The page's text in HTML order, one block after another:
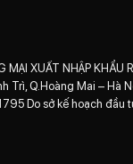
XUẤT NHẬP KHẨU
Trì, Q.Hoàng Mai – Hà
Do sở kế hoạch đầu